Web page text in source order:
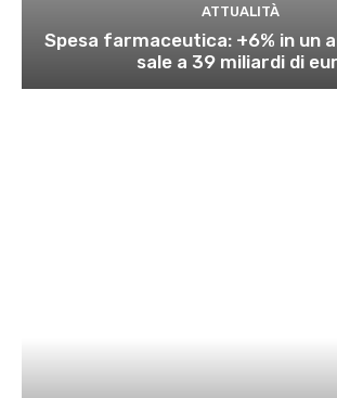
ATTUALITÀ
Spesa farmaceutica: +6% in un
sale a 39 miliardi di